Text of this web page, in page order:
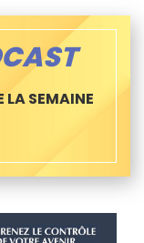
LA SEMAINE